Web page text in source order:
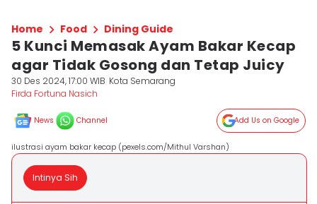
Home Food Dining Guide
5 Kunci Memasak Ayam Bakar Kecap
agar Tidak Gosong dan Tetap Juicy
30 Des 2024, 17:00 WIB Kota Semarang
Firda Fortuna Nasich
News Channel Add Us on Google
ilustrasi ayam bakar kecap (pexels.com/Mithul Varshan)
Intinya Sih